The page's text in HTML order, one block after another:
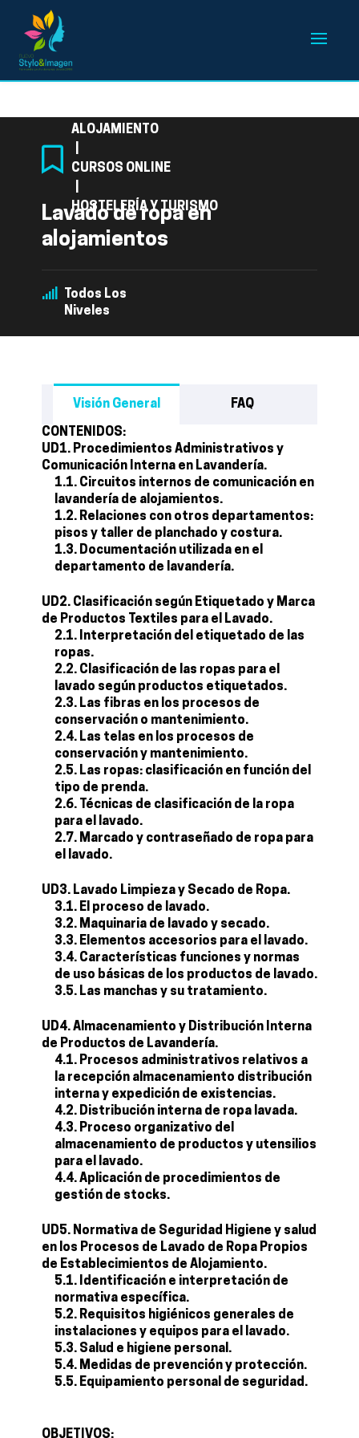
ALOJAMIENTO
CURSOS ONLINE
HOSTELERÍA Y TURISMO
Lavado de ropa en
alojamientos
Todos Los
Niveles
Visión General FAQ
CONTENIDOS:
UD1. Procedimientos Administrativos y
Comunicación Interna en Lavandería.
1.1. Circuitos internos de comunicación en
lavandería de alojamientos.
1.2. Relaciones con otros departamentos:
pisos y taller de planchado y costura.
1.3. Documentación utilizada en el
departamento de lavandería.
UD2. Clasificación según Etiquetado y Marca
de Productos Textiles para el Lavado.
2.1. Interpretación del etiquetado de las
ropas.
2.2. Clasificación de las ropas para el
lavado según productos etiquetados.
2.3. Las fibras en los procesos de
conservación o mantenimiento.
2.4. Las telas en los procesos de
conservación y mantenimiento.
2.5. Las ropas: clasificación en función del
tipo de prenda.
2.6. Técnicas de clasificación de la ropa
para el lavado.
2.7. Marcado y contraseñado de ropa para
el lavado.
UD3. Lavado Limpieza y Secado de Ropa.
3.1. El proceso de lavado.
3.2. Maquinaria de lavado y secado.
3.3. Elementos accesorios para el lavado.
3.4. Características funciones y normas
de uso básicas de los productos de lavado.
3.5. Las manchas y su tratamiento.
UD4. Almacenamiento y Distribución Interna
de Productos de Lavandería.
4.1. Procesos administrativos relativos a
la recepción almacenamiento distribución
interna y expedición de existencias.
4.2. Distribución interna de ropa lavada.
4.3. Proceso organizativo del
almacenamiento de productos y utensilios
para el lavado.
4.4. Aplicación de procedimientos de
gestión de stocks.
UD5. Normativa de Seguridad Higiene y salud
en los Procesos de Lavado de Ropa Propios
de Establecimientos de Alojamiento.
5.1. Identificación e interpretación de
normativa específica.
5.2. Requisitos higiénicos generales de
instalaciones y equipos para el lavado.
5.3. Salud e higiene personal.
5.4. Medidas de prevención y protección.
5.5. Equipamiento personal de seguridad.
OBJETIVOS: